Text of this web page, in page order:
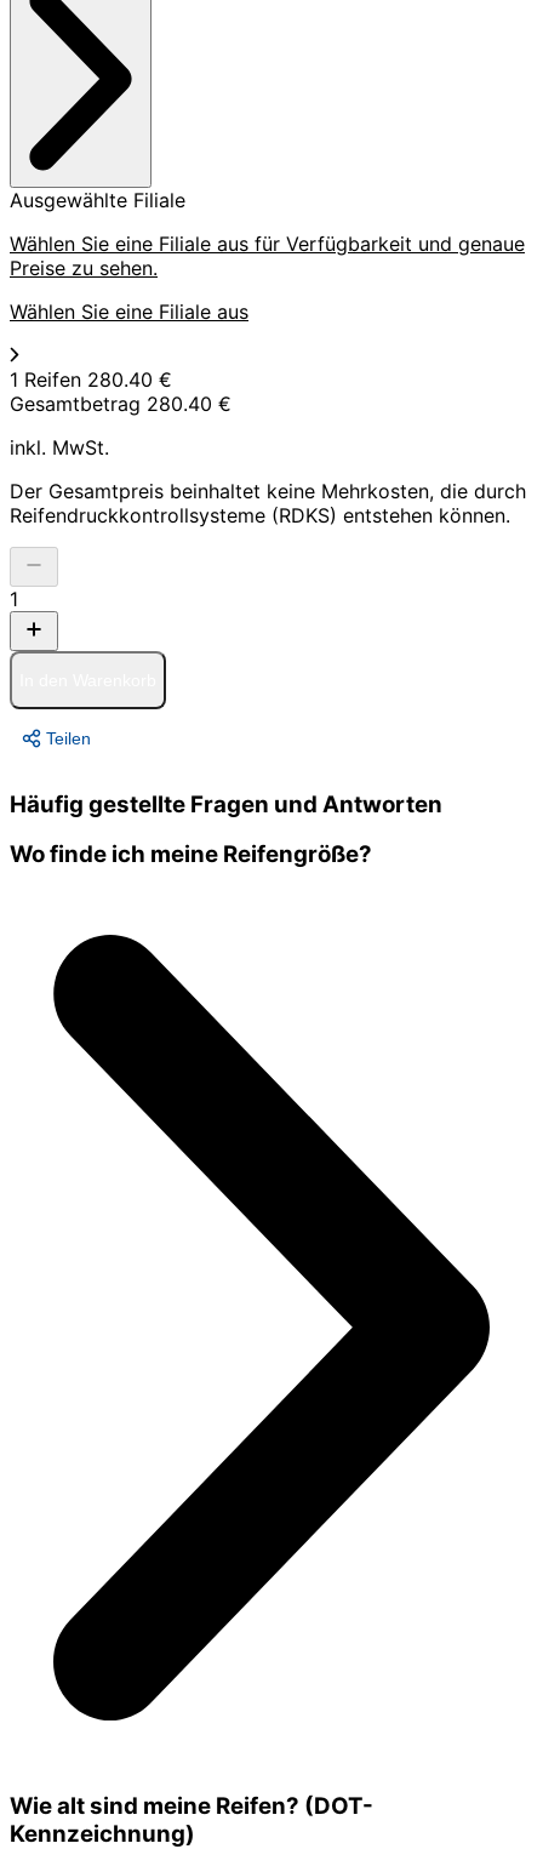
Ausgewählte Filiale
Wählen Sie eine Filiale aus für Verfügbarkeit und genaue
Preise zu sehen.
Wählen Sie eine Filiale aus
1 Reifen 280.40 €
Gesamtbetrag 280.40 €
inkl. MwSt.
Der Gesamtpreis beinhaltet keine Mehrkosten, die durch
Reifendruckkontrollsysteme (RDKS) entstehen können.
1
Teilen
Häufig gestellte Fragen und Antworten
Wo finde ich meine Reifengröße?
Wie alt sind meine Reifen? (DOT-
Kennzeichnung)